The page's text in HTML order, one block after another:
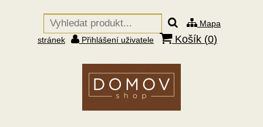
Mapa
stránek
Přihlášení uživatele Košík (0)